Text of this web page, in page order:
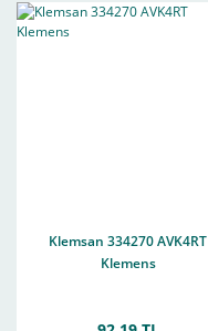
Klemsan 334270 AVK4RT
Klemens